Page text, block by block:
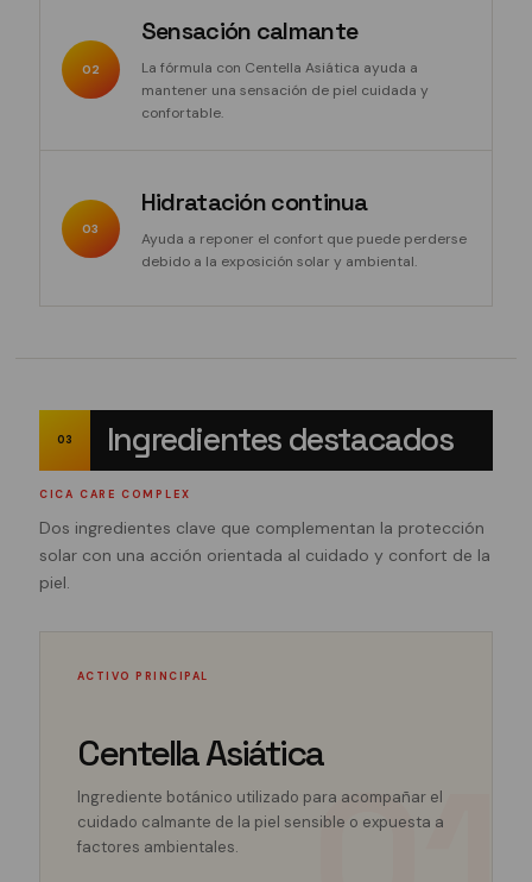
02
Sensación calmante
La fórmula con Centella Asiática ayuda a
mantener una sensación de piel cuidada y
confortable.
03
Hidratación continua
Ayuda a reponer el confort que puede perderse
debido a la exposición solar y ambiental.
03 Ingredientes destacados
CICA CARE COMPLEX
Dos ingredientes clave que complementan la protección
solar con una acción orientada al cuidado y confort de la
piel.
ACTIVO PRINCIPAL
Centella Asiática
Ingrediente botánico utilizado para acompañar el
cuidado calmante de la piel sensible o expuesta a
factores ambientales.